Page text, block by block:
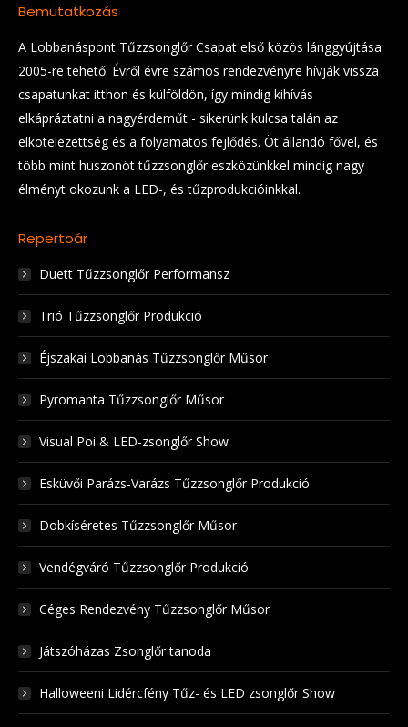
Bemutatkozás
A Lobbanáspont Tűzzsonglőr Csapat első közös lánggyújtása
2005-re tehető. Évről évre számos rendezvényre hívják vissza
csapatunkat itthon és külföldön, így mindig kihívás
elkápráztatni a nagyérdeműt - sikerünk kulcsa talán az
elkötelezettség és a folyamatos fejlődés. Öt állandó fővel, és
több mint huszonöt tűzzsonglőr eszközünkkel mindig nagy
élményt okozunk a LED-, és tűzprodukcióinkkal.
Repertoár
Duett Tűzzsonglőr Performansz
Trió Tűzzsonglőr Produkció
Éjszakai Lobbanás Tűzzsonglőr Műsor
Pyromanta Tűzzsonglőr Műsor
Visual Poi & LED-zsonglőr Show
Esküvői Parázs-Varázs Tűzzsonglőr Produkció
Dobkíséretes Tűzzsonglőr Műsor
Vendégváró Tűzzsonglőr Produkció
Céges Rendezvény Tűzzsonglőr Műsor
Játszóházas Zsonglőr tanoda
Halloweeni Lidércfény Tűz- és LED zsonglőr Show